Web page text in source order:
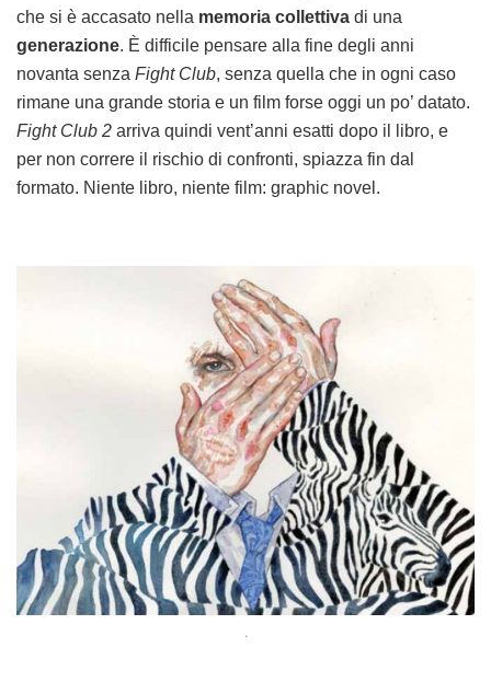
che si è accasato nella memoria collettiva di una
generazione. È difficile pensare alla fine degli anni
novanta senza Fight Club, senza quella che in ogni caso
rimane una grande storia e un film forse oggi un po’ datato.
Fight Club 2 arriva quindi vent’anni esatti dopo il libro, e
per non correre il rischio di confronti, spiazza fin dal
formato. Niente libro, niente film: graphic novel.
.